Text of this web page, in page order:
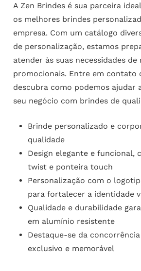
A Zen Brindes é sua parceira
os melhores brindes
empresa. Com um catálogo
de personalização, estamos
atender às suas necessidades
promocionais. Entre em contato
descubra como podemos ajudar
seu negócio com brindes de
Brinde personalizado e
qualidade
Design elegante e funcional,
twist e ponteira touch
Personalização com o
para fortalecer a identidade
Qualidade e durabilidade
em alumínio resistente
Destaque-se da
exclusivo e memorável